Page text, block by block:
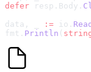
defer resp.Body.
data, _
:= io.
fmt. Println (